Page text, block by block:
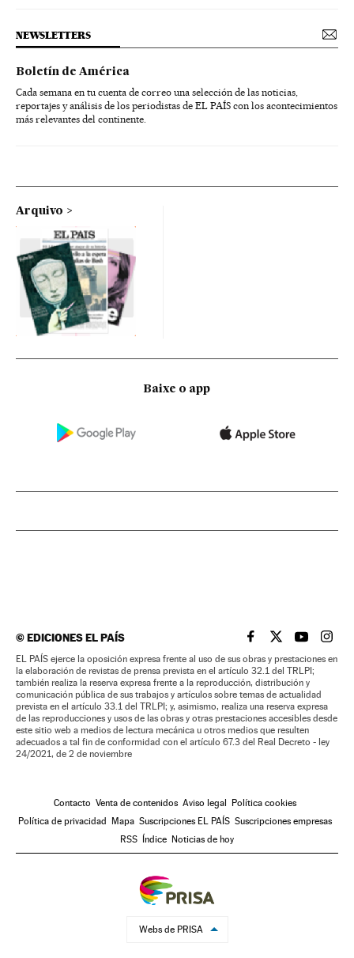
NEWSLETTERS
Boletín de América
Cada semana en tu cuenta de correo una selección de las noticias,
reportajes y análisis de los periodistas de EL PAÍS con los acontecimientos
más relevantes del continente.
Arquivo
Baixe o app
©EDICIONES EL PAÍS EL PAÍS BRASIL EN
EL PAÍSEL PAÍS
EL
EL PAÍS ejerce la oposición expresa frente al uso de sus obras y prestaciones en
la elaboración de revistas de prensa prevista en el artículo 32.1 del TRLPI;
también realiza la reserva expresa frente a la reproducción, distribución y
comunicación pública de sus trabajos y artículos sobre temas de actualidad
prevista en el artículo 33.1 del TRLPI; y, asimismo, realiza una reserva expresa
de las reproducciones y usos de las obras y otras prestaciones accesibles desde
este sitio web a medios de lectura mecánica u otros medios que resulten
adecuados a tal fin de conformidad con el artículo 67.3 del Real Decreto - ley
24/2021, de 2 de noviembre
Contacto Venta de contenidos Aviso legal Política cookies
Política de privacidad Mapa Suscripciones EL PAÍS Suscripciones empresas
RSS Índice Noticias de hoy
Webs de PRISA